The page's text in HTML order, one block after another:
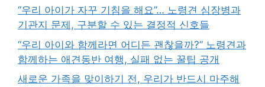
“우리 아이가 자꾸 기침을 해요”… 노령견 심장병과
기관지 문제, 구분할 수 있는 결정적 신호들
“우리 아이와 함께라면 어디든 괜찮을까?” 노령견과
함께하는 애견동반 여행, 실패 없는 꿀팁 공개
새로운 가족을 맞이하기 전, 우리가 반드시 마주해